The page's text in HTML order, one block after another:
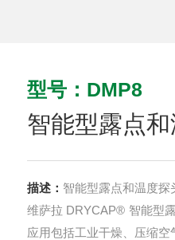
型号：DMP8
智能型露点
描述：
维萨拉 DRYCAP® 智能型
应用包括工业干燥、压缩空